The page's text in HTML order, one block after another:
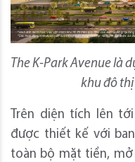
The K-Park Avenue là
khu đô thị
Trên diện tích lên
được thiết kế với
toàn bộ mặt tiền,